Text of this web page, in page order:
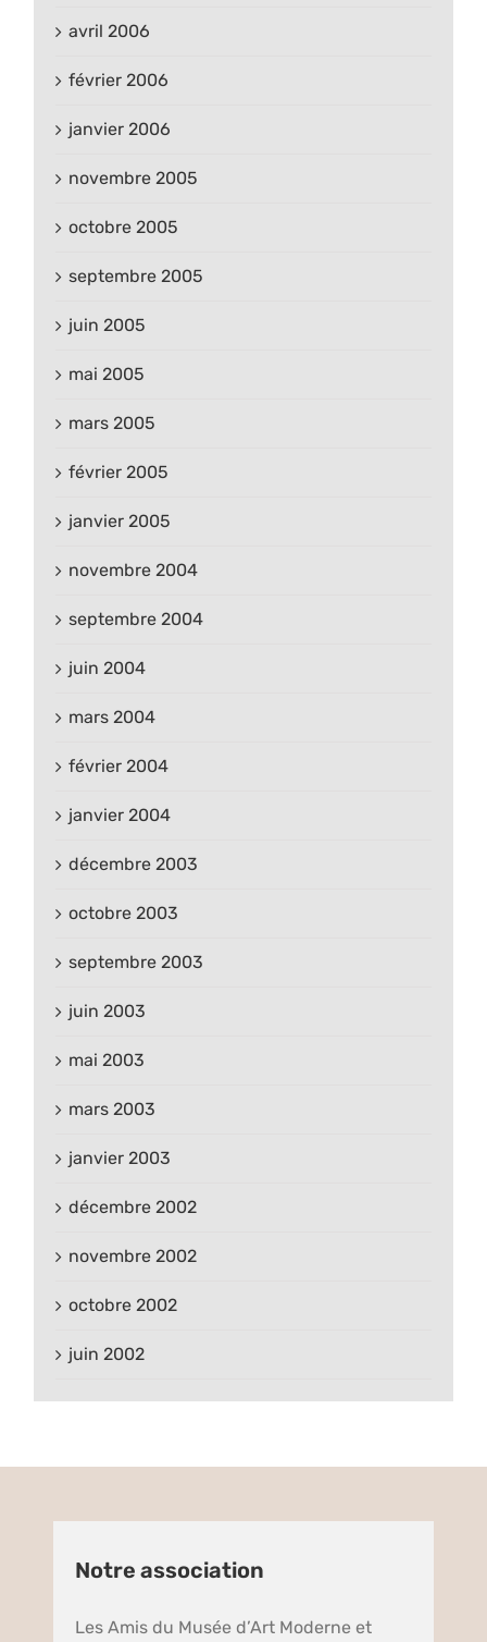
avril 2006
février 2006
janvier 2006
novembre 2005
octobre 2005
septembre 2005
juin 2005
mai 2005
mars 2005
février 2005
janvier 2005
novembre 2004
septembre 2004
juin 2004
mars 2004
février 2004
janvier 2004
décembre 2003
octobre 2003
septembre 2003
juin 2003
mai 2003
mars 2003
janvier 2003
décembre 2002
novembre 2002
octobre 2002
juin 2002
Notre association
Les Amis du Musée d’Art Moderne et